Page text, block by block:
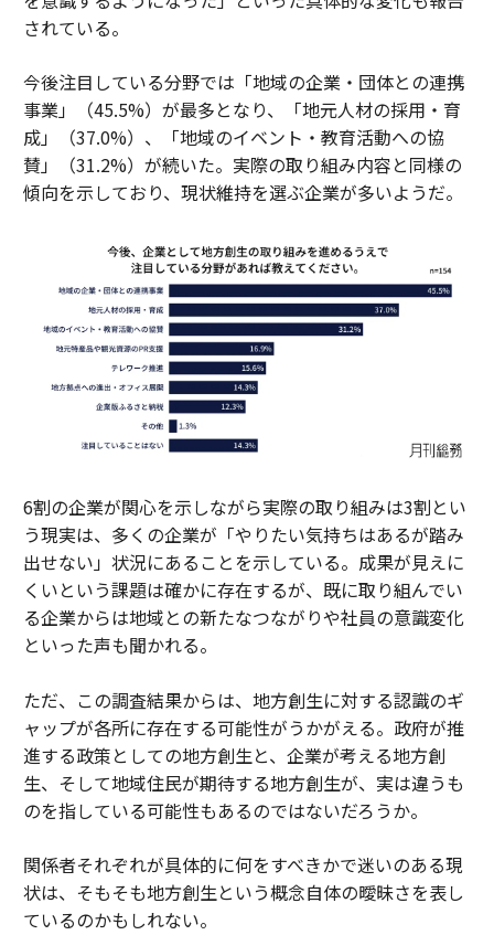
されている。
今後注目している分野では「地域の企業・団体との連携
事業」（45.5%）が最多となり、「地元人材の採用・育
成」（37.0%）、「地域のイベント・教育活動への協
賛」（31.2%）が続いた。実際の取り組み内容と同様の
傾向を示しており、現状維持を選ぶ企業が多いようだ。
6割の企業が関心を示しながら実際の取り組みは3割とい
う現実は、多くの企業が「やりたい気持ちはあるが踏み
出せない」状況にあることを示している。成果が見えに
くいという課題は確かに存在するが、既に取り組んでい
る企業からは地域との新たなつながりや社員の意識変化
といった声も聞かれる。
ただ、この調査結果からは、地方創生に対する認識のギ
ャップが各所に存在する可能性がうかがえる。政府が推
進する政策としての地方創生と、企業が考える地方創
生、そして地域住民が期待する地方創生が、実は違うも
のを指している可能性もあるのではないだろうか。
関係者それぞれが具体的に何をすべきかで迷いのある現
状は、そもそも地方創生という概念自体の曖昧さを表し
ているのかもしれない。